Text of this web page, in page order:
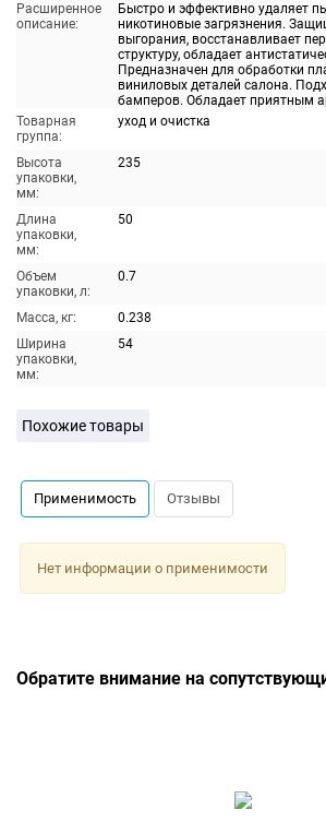
Расширенное
описание:
Быстро и эффективно удаляет
никотиновые загрязнения.
выгорания, восстанавливает
структуру, обладает
Предназначен для обработки
виниловых деталей салона.
бамперов. Обладает приятным
Товарная
группа:
уход и очистка
Высота
упаковки,
мм:
235
Длина
упаковки,
мм:
50
Объем
упаковки, л:
0.7
Масса, кг:
0.238
Ширина
упаковки,
мм:
54
Похожие товары
Применимость Отзывы
Нет информации о применимости
Обратите внимание на